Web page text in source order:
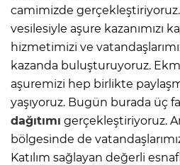
camimizde gerçekleştiriyoruz.
vesilesiyle aşure kazanımızı
hizmetimizi ve
kazanda buluşturuyoruz.
aşuremizi hep birlikte
yaşıyoruz. Bugün burada üç
dağıtımı gerçekleştiriyoruz.
bölgesinde de
Katılım sağlayan değerli